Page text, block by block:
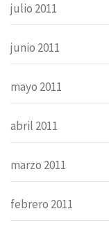
julio 2011
junio 2011
mayo 2011
abril 2011
marzo 2011
febrero 2011